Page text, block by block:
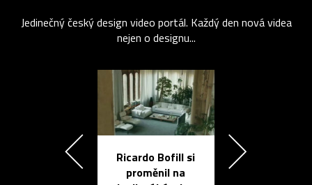
Jedinečný český design video portál. Každý den nová videa
nejen o designu...
Ricardo Bofill si
proměnil na